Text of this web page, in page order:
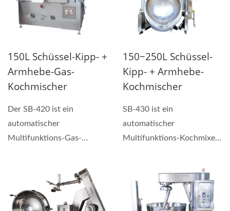
150L Schüssel-Kipp- +
Armhebe-Gas-
Kochmischer
Der SB-420 ist ein
automatischer
Multifunktions-Gas-
Herstellen von Saucen,...
150~250L Schüssel-
Kipp- + Armhebe-
Kochmischer
SB-430 ist ein
automatischer
Multifunktions-Kochmixer,
Saucen, handgemachten...